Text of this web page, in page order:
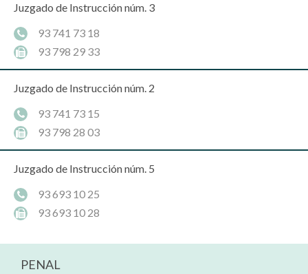
Juzgado de Instrucción núm. 3
93 741 73 18
93 798 29 33
Juzgado de Instrucción núm. 2
93 741 73 15
93 798 28 03
Juzgado de Instrucción núm. 5
93 693 10 25
93 693 10 28
PENAL